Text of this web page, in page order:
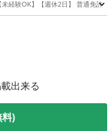
未経験OK】【週休2日】 普通免
出来る
料)